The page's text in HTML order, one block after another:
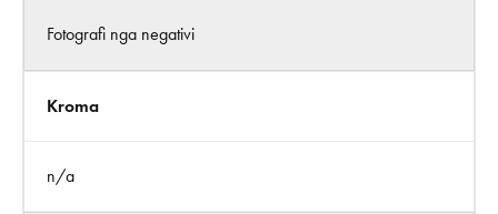
Fotografi nga negativi
Kroma
n/a